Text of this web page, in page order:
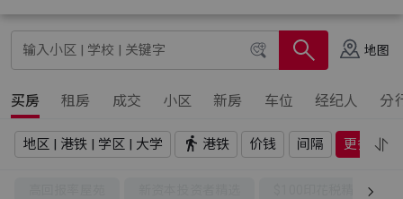
地图
买房 租房 成交 小区 新房 车位 经纪人 分
地区 | 港铁 | 学区 | 大学 港铁 价钱 间隔 更多